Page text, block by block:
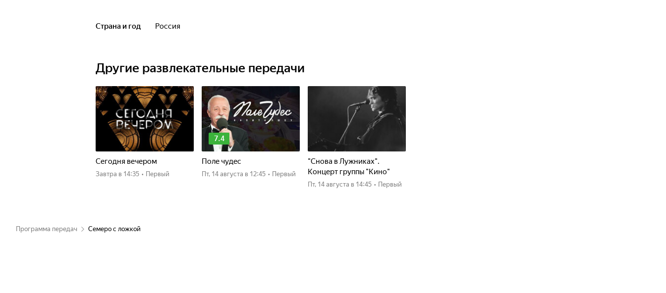
Страна и год Россия
Другие развлекательные передачи
Сегодня вечером
Завтра в 14:35 • Первый
7.4
Поле чудес
пт, 14 августа в 12:45 • Первый
"Снова в Лужниках".
Концерт группы "Кино"
пт, 14 августа в 14:45 • Первый
Программа передач Семеро с ложкой